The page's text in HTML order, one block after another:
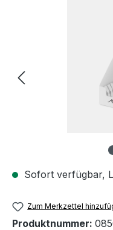
Sofort verfügbar,
Zum Merkzettel
Produktnummer: